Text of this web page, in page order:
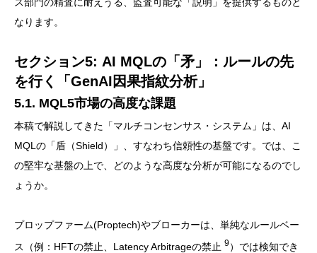
なります。
セクション5: AI MQLの「矛」：ルールの先
を行く「GenAI因果指紋分析」
5.1. MQL5市場の高度な課題
本稿で解説してきた「マルチコンセンサス・システム」は、AI
MQLの「盾（Shield）」、すなわち信頼性の基盤です。では、こ
の堅牢な基盤の上で、どのような高度な分析が可能になるのでし
ょうか。
プロップファーム(Proptech)やブローカーは、単純なルールベー
ス（例：HFTの禁止、Latency Arbitrageの禁止 9）では検知でき